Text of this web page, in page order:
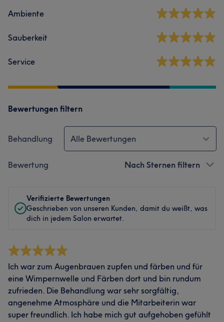
Ambiente
Sauberkeit
Service
Bewertungen filtern
Behandlung Alle Bewertungen
Bewertung Nach Sternen filtern
Verifizierte Bewertungen
Geschrieben von unseren Kunden, damit du weißt, was
dich in jedem Salon erwartet.
Ich war zum Augenbrauen zupfen und färben und für
eine Wimpernwelle und Färben dort und bin rundum
zufrieden. Die Behandlung war sehr sorgfältig,
angenehme Atmosphäre und die Mitarbeiterin war
super freundlich. Ich habe mich gut aufgehoben gefühlt